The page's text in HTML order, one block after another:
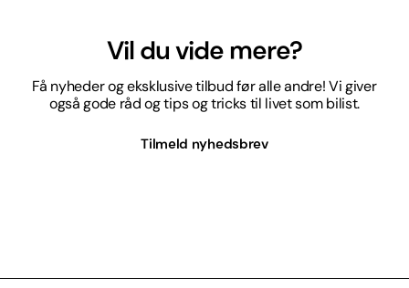
Vil du vide mere?
Få nyheder og eksklusive tilbud før alle andre! Vi giver
også gode råd og tips og tricks til livet som bilist.
Tilmeld nyhedsbrev